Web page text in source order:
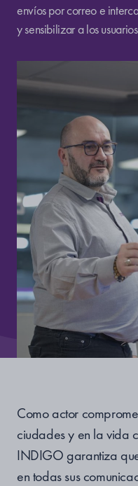
envíos por correo e
y sensibilizar a los
Como actor
ciudades y en la vida
INDIGO garantiza
en todas sus